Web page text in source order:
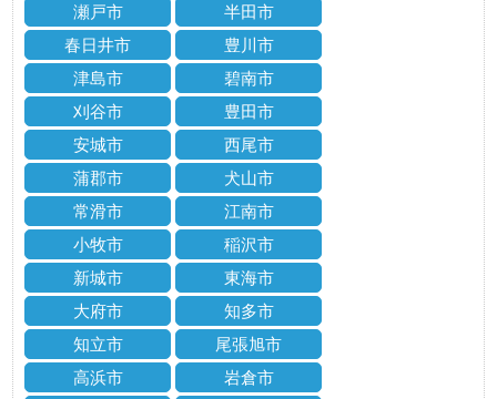
瀬戸市
半田市
春日井市
豊川市
津島市
碧南市
刈谷市
豊田市
安城市
西尾市
蒲郡市
犬山市
常滑市
江南市
小牧市
稲沢市
新城市
東海市
大府市
知多市
知立市
尾張旭市
高浜市
岩倉市